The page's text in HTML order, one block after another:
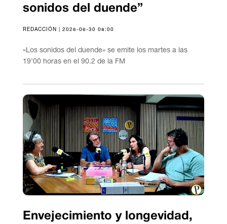
sonidos del duende”
REDACCIÓN | 2026-06-30 08:00
«Los sonidos del duende» se emite los martes a las
19’00 horas en el 90.2 de la FM
Envejecimiento y longevidad,